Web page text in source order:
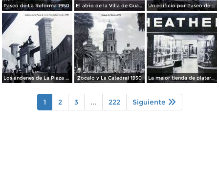
Paseo de La Reforma 1950. El atrio de la Villa de Guadalupe 1950. Un edificio por Paseo de La Reforma 1950
Los andenes de La Plaza de toros Ciudad de México 1950 Zocalo y La Catedral 1950 La mejor tienda de plateria.
1 2 3 ... 222 Siguiente